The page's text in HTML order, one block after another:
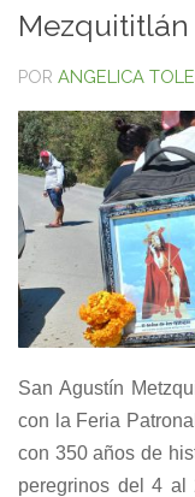
Mezquititlán
POR ANGELICA
San Agustín
con la Feria
con 350 años de
peregrinos del 4 al